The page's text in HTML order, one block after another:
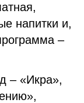
напитки и,
–
– «Икра»,